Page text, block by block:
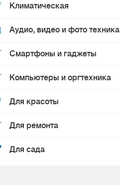
Климатическая
Аудио, видео и фото техника
Смартфоны и гаджеты
Компьютеры и оргтехника
Для красоты
Для ремонта
Для сада